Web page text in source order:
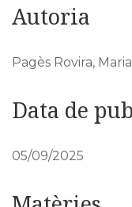
Autoria
Pagès Rovira,
Data de
05/09/2025